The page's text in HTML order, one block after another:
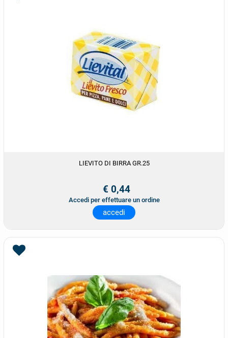
LIEVITO DI BIRRA GR.25
€ 0,44
Accedi per effettuare un ordine
accedi